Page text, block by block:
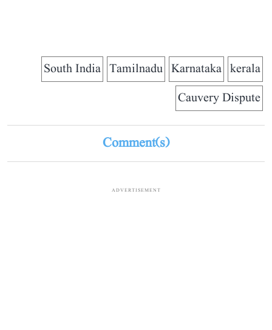
kerala
Karnataka
Tamilnadu
South India
Cauvery Dispute
Comment(s)
ADVERTISEMENT